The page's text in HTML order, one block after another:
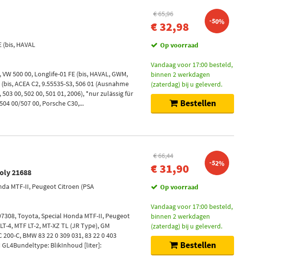
(bis, HAVAL
500 00, Longlife-01 FE (bis, HAVAL, GWM,
ACEA C2, 9.55535-S3, 506 01 (Ausnahme
503 00, 502 00, 501 01, 2006), *nur zulässig für
00/507 00, Porsche C30,...
€ 65,96
€ 32,98 -50%
Op voorraad
Vandaag voor 17:00 besteld,
binnen 2 werkdagen
(zaterdag) bij u geleverd.
Bestellen
21688
MTF-II, Peugeot Citroen (PSA
Toyota, Special Honda MTF-II, Peugeot
4, MTF LT-2, MT-XZ TL (JR Type), GM
C, BMW 83 22 0 309 031, 83 22 0 403
GL4Bundeltype: BlikInhoud [liter]:
€ 66,44
€ 31,90 -52%
Op voorraad
Vandaag voor 17:00 besteld,
binnen 2 werkdagen
(zaterdag) bij u geleverd.
Bestellen